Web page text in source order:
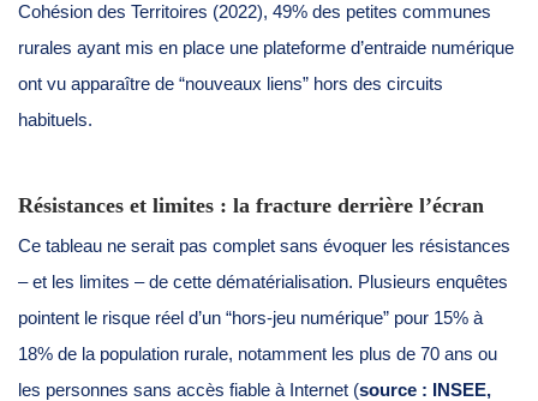
Cohésion des Territoires (2022), 49% des petites communes
rurales ayant mis en place une plateforme d’entraide numérique
ont vu apparaître de “nouveaux liens” hors des circuits
habituels.
Résistances et limites : la fracture derrière l’écran
Ce tableau ne serait pas complet sans évoquer les résistances
– et les limites – de cette dématérialisation. Plusieurs enquêtes
pointent le risque réel d’un “hors-jeu numérique” pour 15% à
18% de la population rurale, notamment les plus de 70 ans ou
les personnes sans accès fiable à Internet (source : INSEE,